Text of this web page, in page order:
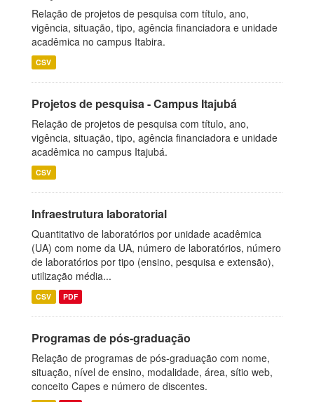
Relação de projetos de pesquisa com título, ano,
vigência, situação, tipo, agência financiadora e unidade
acadêmica no campus Itabira.
CSV
Projetos de pesquisa - Campus Itajubá
Relação de projetos de pesquisa com título, ano,
vigência, situação, tipo, agência financiadora e unidade
acadêmica no campus Itajubá.
CSV
Infraestrutura laboratorial
Quantitativo de laboratórios por unidade acadêmica
(UA) com nome da UA, número de laboratórios, número
de laboratórios por tipo (ensino, pesquisa e extensão),
utilização média...
CSV PDF
Programas de pós-graduação
Relação de programas de pós-graduação com nome,
situação, nível de ensino, modalidade, área, sítio web,
conceito Capes e número de discentes.